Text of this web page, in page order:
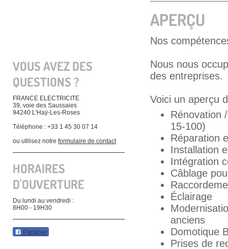
VOUS AVEZ DES
QUESTIONS ?
FRANCE ELECTRICITE
39, voie des Saussaies
94240 L'Haÿ-Les-Roses
Téléphone : +33 1 45 30 07 14
ou utilisez notre formulaire de contact
HORAIRES
D'OUVERTURE
Du lundi au vendredi :
8H00 - 19H30
Partager
APERÇU
Nos
Nous nous
des entreprises.
Voici un aperçu
Rénovation
15-100)
Réparation
Installation
Intégration
Câblage
Éclairage
anciens
Domotique
Prises de